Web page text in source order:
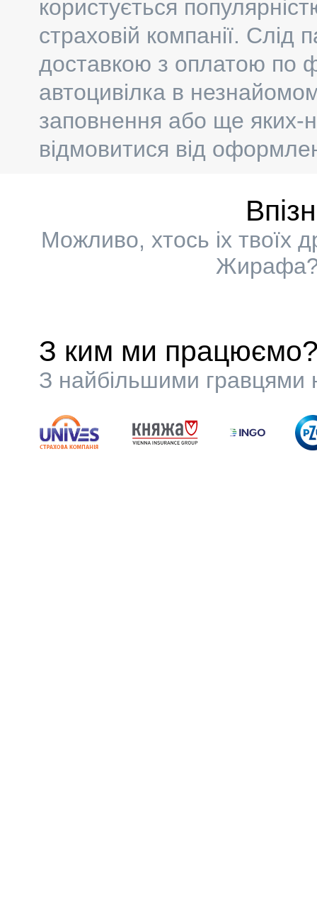
користується
страховій компанії.
доставкою з оплатою по
автоцивілка в
заповнення або ще яких-
відмовитися від
Можливо, хтось іх твоїх
Жирафа?
З ким ми
З найбільшими гравцями